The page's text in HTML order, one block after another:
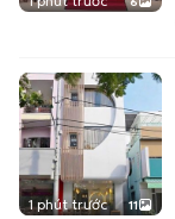
1 phút trước 11